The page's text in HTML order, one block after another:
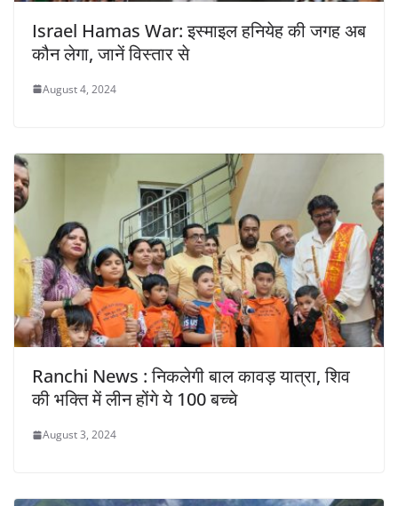
Israel Hamas War: इस्माइल हनियेह की जगह अब
कौन लेगा, जानें विस्तार से
August 4, 2024
Ranchi News : निकलेगी बाल कावड़ यात्रा, शिव
की भक्ति में लीन होंगे ये 100 बच्चे
August 3, 2024